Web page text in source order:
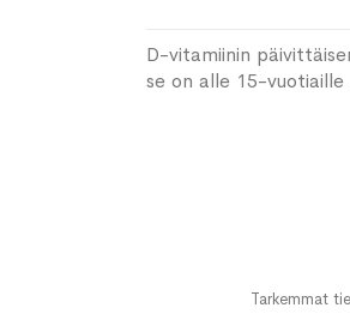
D-vitamiinin
se on alle 15-
Tarkemmat